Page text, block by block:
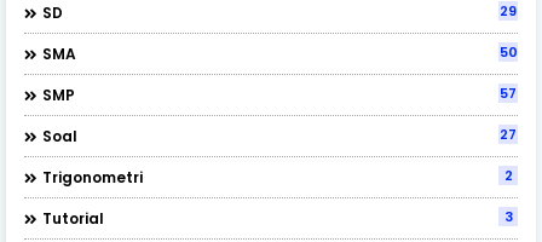
SD 29
SMA 50
SMP 57
Soal 27
Trigonometri 2
Tutorial 3